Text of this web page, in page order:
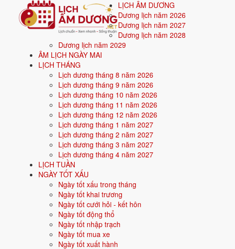
LỊCH ÂM DƯƠNG
Dương lịch năm 2026
Dương lịch năm 2027
Dương lịch năm 2028
Dương lịch năm 2029
ÂM LỊCH NGÀY MAI
LỊCH THÁNG
Lịch dương tháng 8 năm 2026
Lịch dương tháng 9 năm 2026
Lịch dương tháng 10 năm 2026
Lịch dương tháng 11 năm 2026
Lịch dương tháng 12 năm 2026
Lịch dương tháng 1 năm 2027
Lịch dương tháng 2 năm 2027
Lịch dương tháng 3 năm 2027
Lịch dương tháng 4 năm 2027
LỊCH TUẦN
NGÀY TỐT XẤU
Ngày tốt xấu trong tháng
Ngày tốt khai trương
Ngày tốt cưới hỏi - kết hôn
Ngày tốt động thổ
Ngày tốt nhập trạch
Ngày tốt mua xe
Ngày tốt xuất hành
Trang chủ
Mệnh ngũ hành
Sinh năm 1970
⚒️ Sinh năm1970mệnh gì? Canh Tuất
Người sinh năm 1970là tuổi
Sinh năm 1970(Canh Tuất, con Chó) thuộc mệnh
Màu hợp:Trắng, Bạc, Xám, Vàng nhạt.Hướng hợp:
Vận khí khi sinh:Vận 6 Lục Bạch Kim (1964-1983) - Quyền lực, công
2026 :57 tuổi mụ, năm Bính Ngọ - Tam hợp.
Sinh năm 1970 là tuổi gì, mệnh gì?
Người sinh năm1970là tuổiCanh Tuất
Năm sinh dương lịch